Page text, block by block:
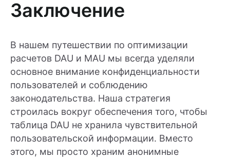
Заключение
В нашем путешествии по оптимизации
расчетов DAU и MAU мы всегда уделяли
основное внимание конфиденциальности
пользователей и соблюдению
законодательства. Наша стратегия
строилась вокруг обеспечения того, чтобы
таблица DAU не хранила чувствительной
пользовательской информации. Вместо
этого, мы просто храним анонимные